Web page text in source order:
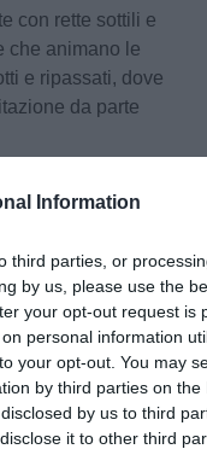
Information
third parties, or
by us, please use the
your opt-out request is
personal information
your opt-out. You may
by third parties on the
by us to third
it to other third
con rette sottili e
che animano le
e ripassati, dove
da parte
una scultura
volanti,
l'ultimo ciclo a cui
povero, appartiene
che fanno da
umana è